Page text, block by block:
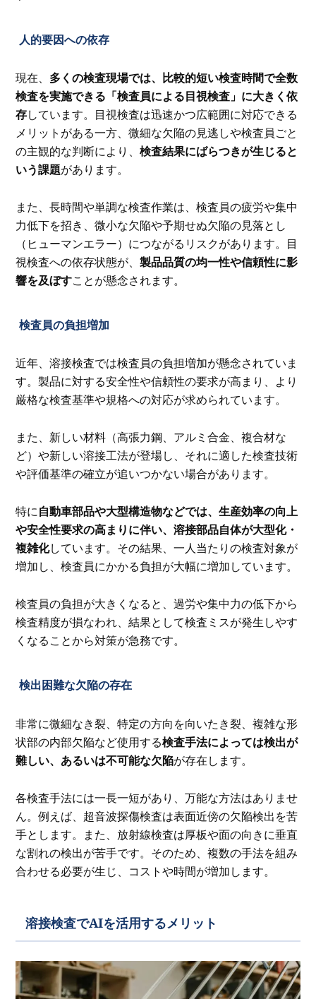
人的要因への依存
現在、 多くの検査現場では、比較的短い検査時間で全数
検査を実施できる「検査員による目視検査」に大きく依
存しています。目視検査は迅速かつ広範囲に対応できる
メリットがある一方、微細な欠陥の見逃しや検査員ごと
の主観的な判断により、検査結果にばらつきが生じると
いう課題があります。
また、長時間や単調な検査作業は、検査員の疲労や集中
力低下を招き、微小な欠陥や予期せぬ欠陥の見落とし
（ヒューマンエラー）につながるリスクがあります。目
視検査への依存状態が、製品品質の均一性や信頼性に影
響を及ぼすことが懸念されます。
検査員の負担増加
近年、溶接検査では検査員の負担増加が懸念されていま
す。製品に対する安全性や信頼性の要求が高まり、より
厳格な検査基準や規格への対応が求められています。
また、新しい材料（高張力鋼、アルミ合金、複合材な
ど）や新しい溶接工法が登場し、それに適した検査技術
や評価基準の確立が追いつかない場合があります。
特に自動車部品や大型構造物などでは、生産効率の向上
や安全性要求の高まりに伴い、溶接部品自体が大型化・
複雑化しています。その結果、一人当たりの検査対象が
増加し、検査員にかかる負担が大幅に増加しています。
検査員の負担が大きくなると、過労や集中力の低下から
検査精度が損なわれ、結果として検査ミスが発生しやす
くなることから対策が急務です。
検出困難な欠陥の存在
非常に微細なき裂、特定の方向を向いたき裂、複雑な形
状部の内部欠陥など使用する検査手法によっては検出が
難しい、あるいは不可能な欠陥が存在します。
各検査手法には一長一短があり、万能な方法はありませ
ん。例えば、超音波探傷検査は表面近傍の欠陥検出を苦
手とします。また、放射線検査は厚板や面の向きに垂直
な割れの検出が苦手です。そのため、複数の手法を組み
合わせる必要が生じ、コストや時間が増加します。
溶接検査でAIを活用するメリット